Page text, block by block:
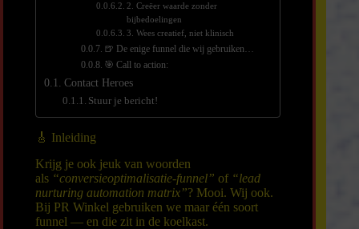
2. Creëer waarde zonder
bijbedoelingen
3. Wees creatief, niet klinisch
🍺 De enige funnel die wij gebruiken…
🎯 Call to action:
Contact Heroes
Stuur je bericht!
🎸 Inleiding
Krijg je ook jeuk van woorden
als “conversieoptimalisatie-funnel” of “lead
nurturing automation matrix”? Mooi. Wij ook.
Bij PR Winkel gebruiken we maar één soort
funnel — en die zit in de koelkast.